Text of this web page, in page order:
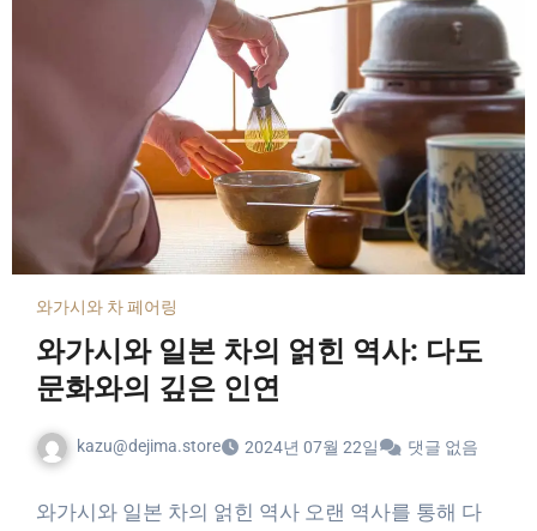
와가시와 차 페어링
와가시와 일본 차의 얽힌 역사: 다도
문화와의 깊은 인연
kazu@dejima.store 2024년 07월 22일 댓글 없음
와가시와 일본 차의 얽힌 역사 오랜 역사를 통해 다